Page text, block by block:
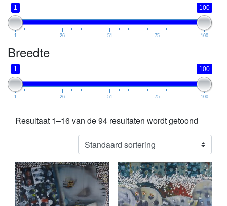
1 100
1 26 51 75 100
Breedte
1 100
1 26 51 75 100
Resultaat 1–16 van de 94 resultaten wordt getoond